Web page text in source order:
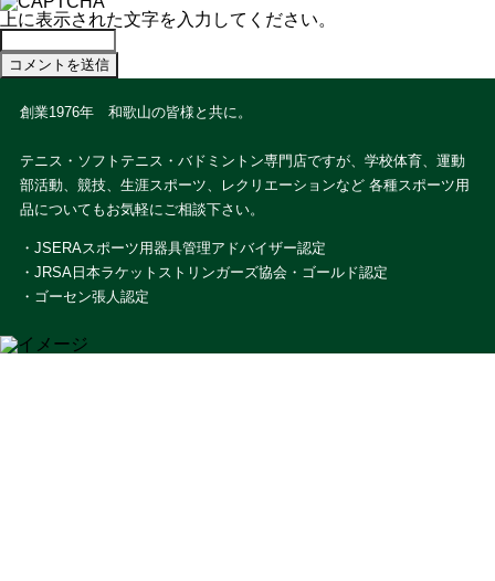
上に表示された文字を入力してください。
創業1976年 和歌山の皆様と共に。
テニス・ソフトテニス・バドミントン専門店ですが、学校体育、運動
部活動、競技、生涯スポーツ、レクリエーションなど 各種スポーツ用
品についてもお気軽にご相談下さい。
・JSERAスポーツ用器具管理アドバイザー認定
・JRSA日本ラケットストリンガーズ協会・ゴールド認定
・ゴーセン張人認定